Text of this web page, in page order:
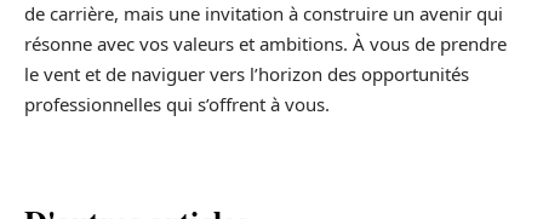
de carrière, mais une invitation à construire un avenir qui
résonne avec vos valeurs et ambitions. À vous de prendre
le vent et de naviguer vers l’horizon des opportunités
professionnelles qui s’offrent à vous.